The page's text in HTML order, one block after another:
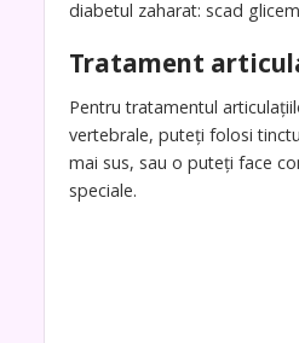
diabetul zaharat: scad
Tratament
Pentru tratamentul
vertebrale, puteți folosi
mai sus, sau o puteți face
speciale.